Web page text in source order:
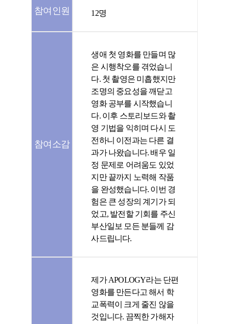
참여인원 12명
참여소감
생애 첫 영화를 만들며 많
은 시행착오를 겪었습니
다. 첫 촬영은 미흡했지만
조명의 중요성을 깨닫고
영화 공부를 시작했습니
다. 이후 스토리보드와 촬
영 기법을 익히며 다시 도
전하니 이전과는 다른 결
과가 나왔습니다. 배우 일
정 문제로 어려움도 있었
지만 끝까지 노력해 작품
을 완성했습니다. 이번 경
험은 큰 성장의 계기가 되
었고, 발전할 기회를 주신
부산일보 모든 분들께 감
사드립니다.
제가 APOLOGY라는 단편
영화를 만든다고 해서 학
교폭력이 크게 줄진 않을
것입니다. 끔찍한 가해자